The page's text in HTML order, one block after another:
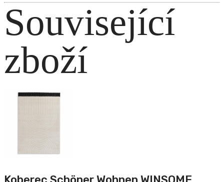
Související
zboží